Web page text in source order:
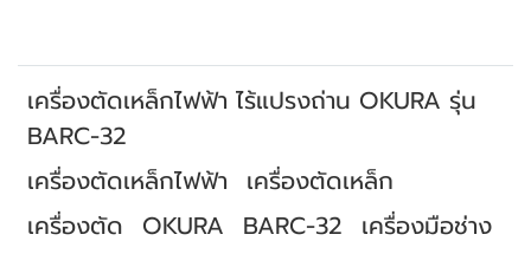
เครื่องตัดเหล็กไฟฟ้า ไร้แปรงถ่าน OKURA รุ่น
BARC-32
เครื่องตัดเหล็กไฟฟ้า เครื่องตัดเหล็ก
เครื่องตัด OKURA BARC-32 เครื่องมือช่าง